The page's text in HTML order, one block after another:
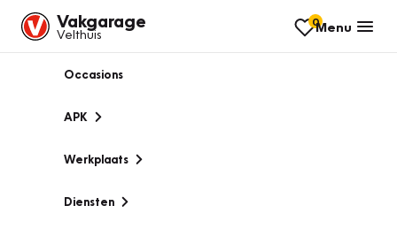
Vakgarage
Velthuis
0Menu
Occasions
APK
Werkplaats
Diensten